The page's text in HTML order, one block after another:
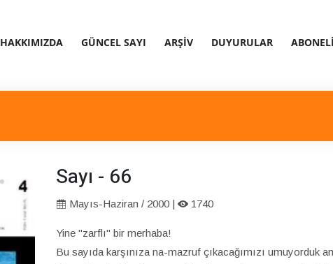
HAKKIMIZDA GÜNCEL SAYI ARŞIV DUYURULAR
Sayı - 66
Mayıs-Haziran / 2000 | 1740
Yine "zarflı" bir merhaba!
Bu sayıda karşınıza na-mazruf çıkacağımızı umuyorduk